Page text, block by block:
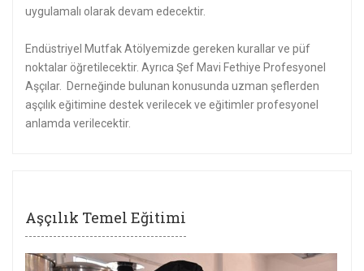
uygulamalı olarak devam edecektir.
Endüstriyel Mutfak Atölyemizde gereken kurallar ve püf
noktalar öğretilecektir. Ayrıca Şef Mavi Fethiye Profesyonel
Aşçılar. Derneğinde bulunan konusunda uzman şeflerden
aşçılık eğitimine destek verilecek ve eğitimler profesyonel
anlamda verilecektir.
Aşçılık Temel Eğitimi